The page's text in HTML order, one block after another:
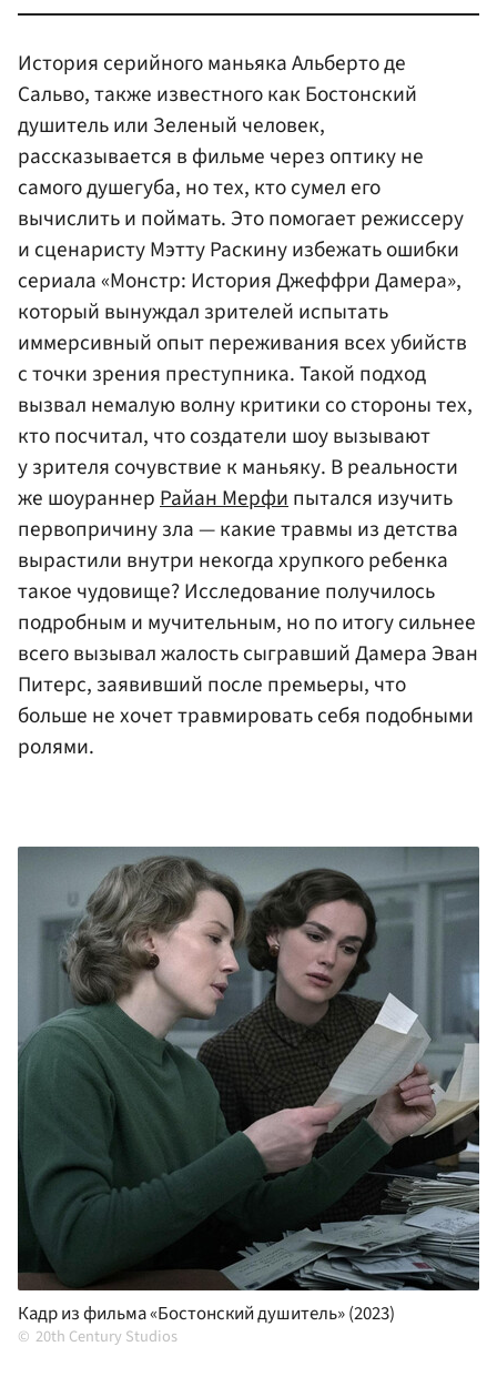
История серийного маньяка Альберто де
Сальво, также известного как Бостонский
душитель или Зеленый человек,
рассказывается в фильме через оптику не
самого душегуба, но тех, кто сумел его
вычислить и поймать. Это помогает режиссеру
и сценаристу Мэтту Раскину избежать ошибки
сериала «Монстр: История Джеффри Дамера»,
который вынуждал зрителей испытать
иммерсивный опыт переживания всех убийств
с точки зрения преступника. Такой подход
вызвал немалую волну критики со стороны тех,
кто посчитал, что создатели шоу вызывают
у зрителя сочувствие к маньяку. В реальности
же шоураннер Райан Мерфи пытался изучить
первопричину зла — какие травмы из детства
вырастили внутри некогда хрупкого ребенка
такое чудовище? Исследование получилось
подробным и мучительным, но по итогу сильнее
всего вызывал жалость сыгравший Дамера Эван
Питерс, заявивший после премьеры, что
больше не хочет травмировать себя подобными
ролями.
Кадр из фильма «Бостонский душитель» (2023)
20th Century Studios